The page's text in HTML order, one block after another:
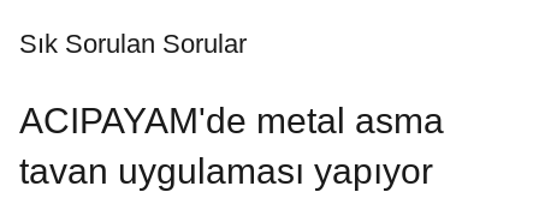
Sık Sorulan Sorular
ACIPAYAM'de metal asma
tavan uygulaması yapıyor